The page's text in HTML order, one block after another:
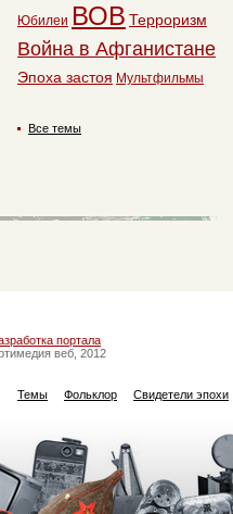
Юбилеи ВОВ Терроризм
Война в Афганистане
Эпоха застоя Мультфильмы
Все темы
портала
веб, 2012
Темы Фольклор Свидетели эпохи